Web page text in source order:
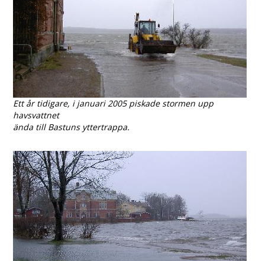
Ett år tidigare, i januari 2005 piskade stormen upp
havsvattnet
ända till Bastuns yttertrappa.